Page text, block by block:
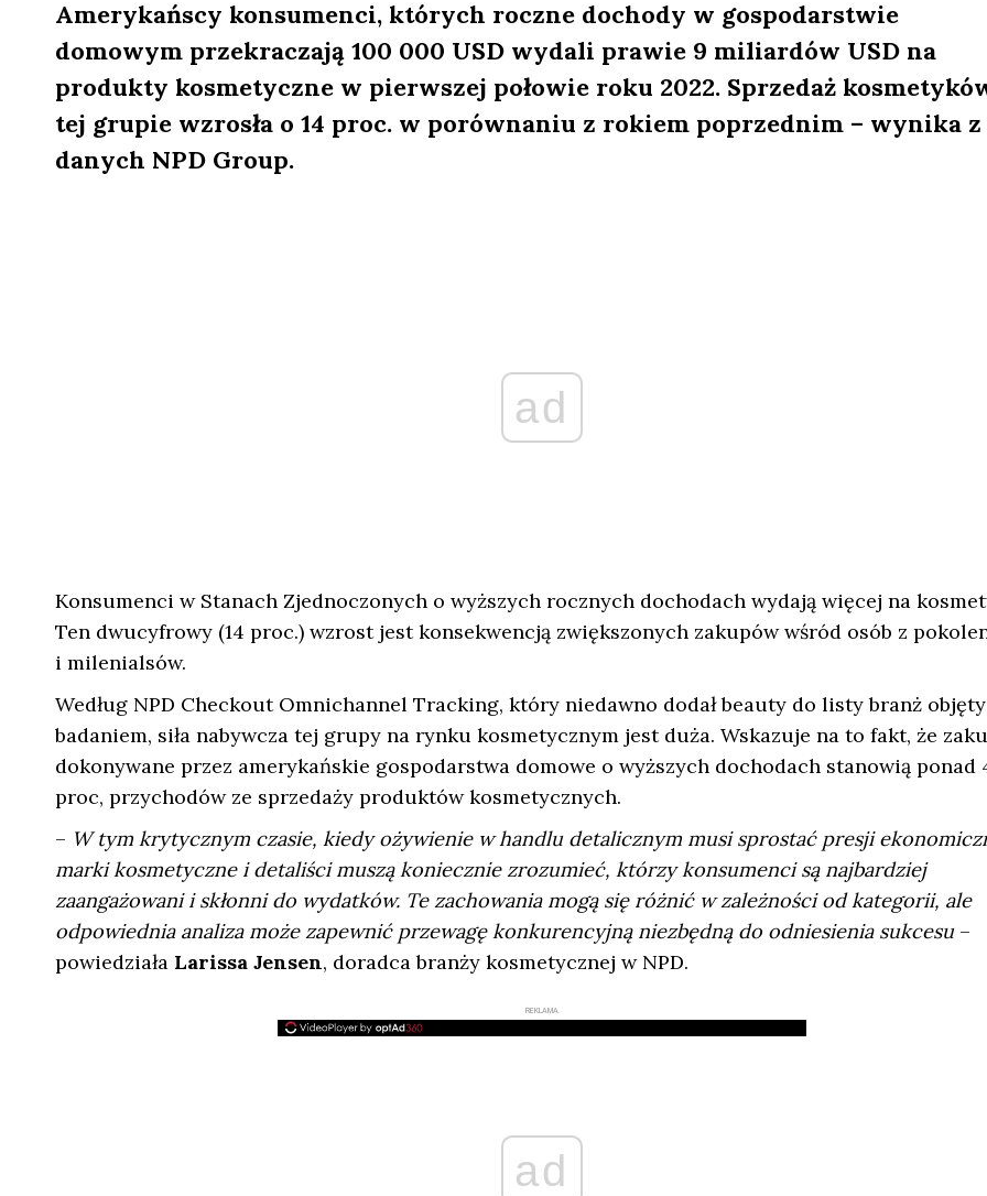
Amerykańscy konsumenci, których roczne dochody w gospodarstwie
domowym przekraczają 100 000 USD wydali prawie 9 miliardów USD na
produkty kosmetyczne w pierwszej połowie roku 2022. Sprzedaż
tej grupie wzrosła o 14 proc. w porównaniu z rokiem poprzednim – wynika z
danych NPD Group.
ad
Konsumenci w Stanach Zjednoczonych o wyższych rocznych dochodach wydają więcej na
Ten dwucyfrowy (14 proc.) wzrost jest konsekwencją zwiększonych zakupów wśród osób z
i milenialsów.
Według NPD Checkout Omnichannel Tracking, który niedawno dodał beauty do listy branż
badaniem, siła nabywcza tej grupy na rynku kosmetycznym jest duża. Wskazuje na to fakt, że
dokonywane przez amerykańskie gospodarstwa domowe o wyższych dochodach stanowią ponad
proc, przychodów ze sprzedaży produktów kosmetycznych.
– W tym krytycznym czasie, kiedy ożywienie w handlu detalicznym musi sprostać presji
marki kosmetyczne i detaliści muszą koniecznie zrozumieć, którzy konsumenci są najbardziej
zaangażowani i skłonni do wydatków. Te zachowania mogą się różnić w zależności od kategorii, ale
odpowiednia analiza może zapewnić przewagę konkurencyjną niezbędną do odniesienia sukcesu –
powiedziała Larissa Jensen, doradca branży kosmetycznej w NPD.
REKLAMA
ad